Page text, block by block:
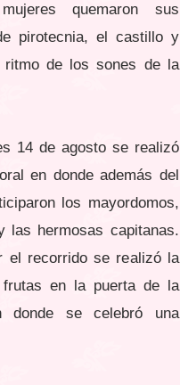
quemaron sus
pirotecnia, el castillo y
ritmo de los sones de la
14 de agosto se realizó
en donde además del
los mayordomos,
las hermosas capitanas.
el recorrido se realizó la
frutas en la puerta de la
donde se celebró una